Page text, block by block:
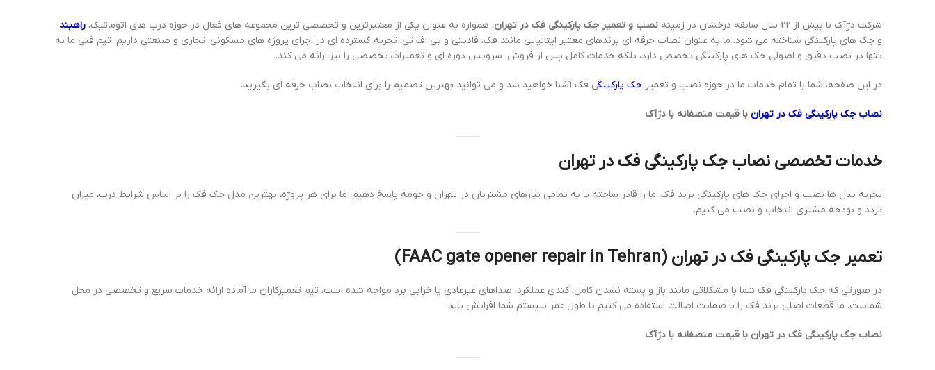
شرکت دژآک با بیش از 22 سال سابقه درخشان در زمینه نصب و تعمیر جک پارکینگی فک در تهران، همواره به عنوان یکی از معتبرترین و تخصصی ترین مجموعه های فعال در حوزه درب های اتوماتیک، راهبند
و جک های پارکینگی شناخته می شود. ما به عنوان نصاب حرفه ای برندهای معتبر ایتالیایی مانند فک، فادینی و بی اف تی، تجربه گسترده ای در اجرای پروژه های مسکونی، تجاری و صنعتی داریم. تیم فنی ما نه
تنها در نصب دقیق و اصولی جک های پارکینگی تخصص دارد، بلکه خدمات کامل پس از فروش، سرویس دوره ای و تعمیرات تخصصی را نیز ارائه می کند.
در این صفحه، شما با تمام خدمات ما در حوزه نصب و تعمیر جک پارکینگی فک آشنا خواهید شد و می توانید بهترین تصمیم را برای انتخاب نصاب حرفه ای بگیرید.
نصاب جک پارکینگی فک در تهران با قیمت منصفانه با دژآک
خدمات تخصصی نصاب جک پارکینگی فک در تهران
تجربه سال ها نصب و اجرای جک های پارکینگی برند فک، ما را قادر ساخته تا به تمامی نیازهای مشتریان در تهران و حومه پاسخ دهیم. ما برای هر پروژه، بهترین مدل جک فک را بر اساس شرایط درب، میزان
تردد و بودجه مشتری انتخاب و نصب می کنیم.
تعمیر جک پارکینگی فک در تهران (FAAC gate opener repair in Tehran)
در صورتی که جک پارکینگی فک شما با مشکلاتی مانند باز و بسته نشدن کامل، کندی عملکرد، صداهای غیرعادی یا خرابی برد مواجه شده است، تیم تعمیرکاران ما آماده ارائه خدمات سریع و تخصصی در محل
شماست. ما قطعات اصلی برند فک را با ضمانت اصالت استفاده می کنیم تا طول عمر سیستم شما افزایش یابد.
نصاب جک پارکینگی فک در تهران با قیمت منصفانه با دژآک